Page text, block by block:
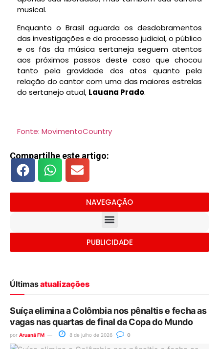
musical.
Enquanto o Brasil aguarda os desdobramentos
das investigações e do processo judicial, o público
e os fãs da música sertaneja seguem atentos
aos próximos passos deste caso que chocou
tanto pela gravidade dos atos quanto pela
relação do cantor com uma das maiores estrelas
do sertanejo atual, Lauana Prado.
Fonte: MovimentoCountry
Compartilhe este artigo:
NAVEGAÇÃO
PUBLICIDADE
Últimasatualizações
Suíça elimina a Colômbia nos pênaltis e fecha as
vagas nas quartas de final da Copa do Mundo
por Aruanã FM 8 de julho de 2026 0